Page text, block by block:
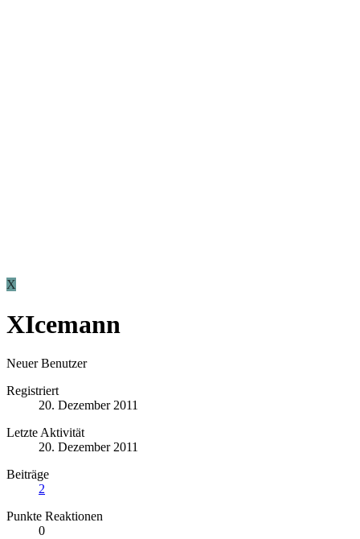
X
XIcemann
Neuer Benutzer
Registriert
20. Dezember 2011
Letzte Aktivität
20. Dezember 2011
Beiträge
2
Punkte Reaktionen
0